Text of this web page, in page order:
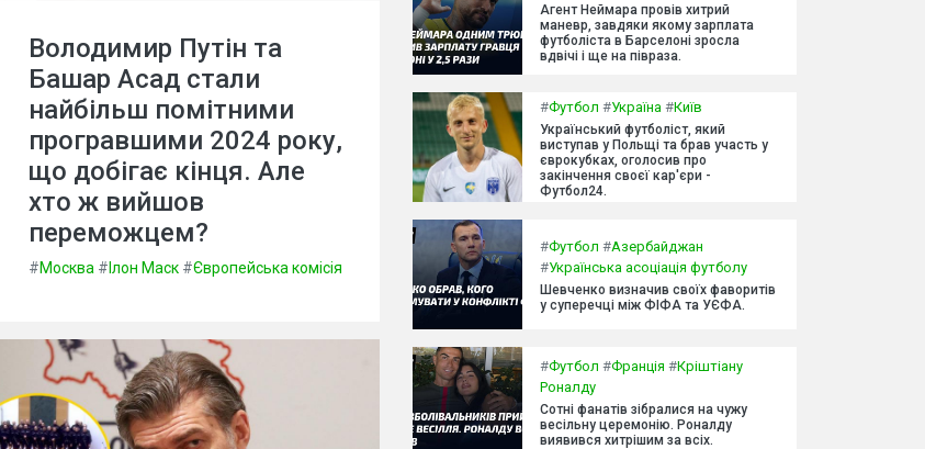
Володимир Путін та
Башар Асад стали
найбільш помітними
програвшими 2024 року,
що добігає кінця. Але
хто ж вийшов
переможцем?
#Москва # Ілон Маск #Європейська комісія
Агент Неймара провів хитрий
маневр, завдяки якому зарплата
футболіста в Барселоні зросла
вдвічі і ще на півраза.
#Футбол #Україна #Київ
Український футболіст, який
виступав у Польщі та брав участь у
єврокубках, оголосив про
закінчення своєї кар'єри -
Футбол24.
#Футбол #Азербайджан
#Українська асоціація футболу
Шевченко визначив своїх фаворитів
у суперечці між ФІФА та УЄФА.
#Футбол #Франція #Кріштіану
Роналду
Сотні фанатів зібралися на чужу
весільну церемонію. Роналду
виявився хитрішим за всіх.